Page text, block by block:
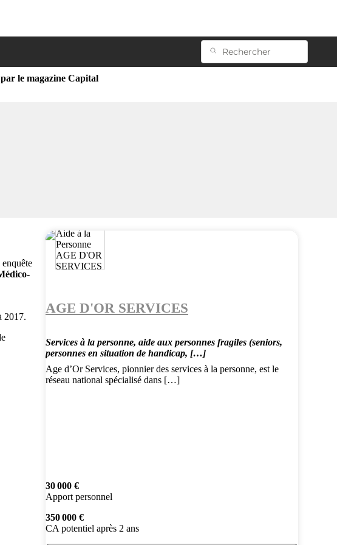
le magazine Capital
2017.
AGE D'OR SERVICES
Services à la personne, aide aux personnes fragiles (seniors,
personnes en situation de handicap, […]
Age d’Or Services, pionnier des services à la personne, est le
réseau national spécialisé dans […]
30 000 €
Apport personnel
350 000 €
CA potentiel après 2 ans